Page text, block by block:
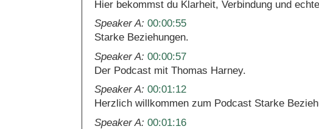
Hier bekommst du Klarheit, Verbindung und
Speaker A: 00:00:55
Starke Beziehungen.
Speaker A: 00:00:57
Der Podcast mit Thomas Harney.
Speaker A: 00:01:12
Herzlich willkommen zum Podcast Starke
Speaker A: 00:01:16